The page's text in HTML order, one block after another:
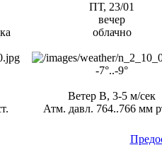
ПТ, 23/01
вечер
облачно
-7°..-9°
Ветер В, 3-5 м/сек
Атм. давл. 764..766 мм